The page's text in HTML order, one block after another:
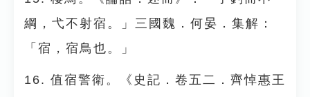
綱，弋不射宿。」三國魏．何晏．集解：
「宿，宿鳥也。」
16. 值宿警衛。《史記．卷五二．齊悼惠王